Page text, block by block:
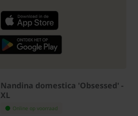
Nandina domestica 'Obsessed' -
XL
Online op voorraad